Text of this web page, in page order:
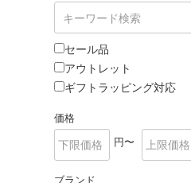
セール品
アウトレット
ギフトラッピング対応
価格
円〜
ブランド